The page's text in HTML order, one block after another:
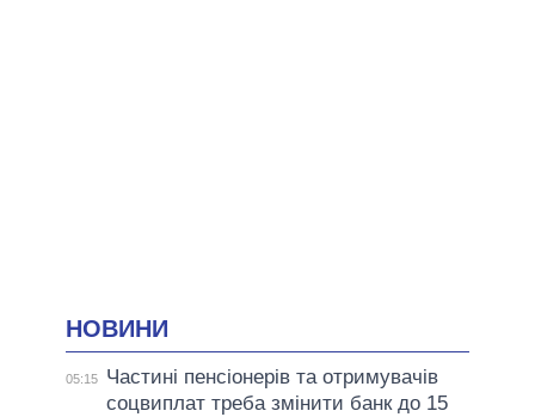
НОВИНИ
05:15
Частині пенсіонерів та отримувачів
соцвиплат треба змінити банк до 15